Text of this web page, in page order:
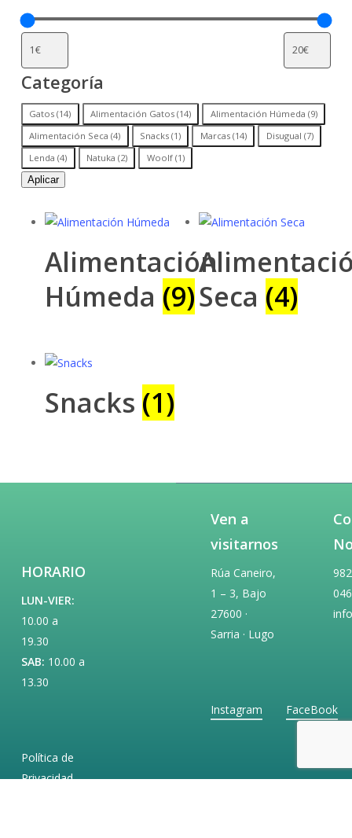
Categoría
Categoría
Gatos(14) Alimentación Gatos(14) Alimentación Húmeda (9)
Alimentación Seca(4) Snacks(1) Marcas (14) Disugual (7)
Lenda(4) Natuka(2) Woolf (1)
Aplicar
Alimentación
Húmeda (9)Seca (4)
Snacks (1)
HORARIO
LUN-VIER:
10.00 a
19.30
SAB: 10.00 a
13.30
Política de
Privacidad
Ven a
visitarnos
Rúa Caneiro,
1 – 3, Bajo
27600 ·
Sarria · Lugo
Instagram FaceBook